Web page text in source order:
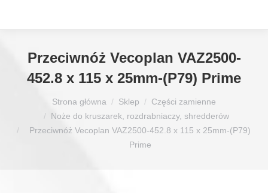
Przeciwnóż Vecoplan VAZ2500-
452.8 x 115 x 25mm-(P79) Prime
Strona główna Sklep
Części zamienne
Noże do kruszarek, rozdrabniaczy, shredderów
Przeciwnóż Vecoplan VAZ2500-452.8 x 115 x 25mm-(P79)
Prime